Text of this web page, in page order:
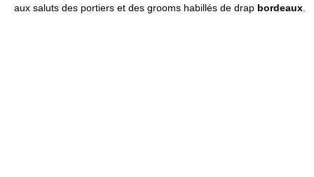
aux saluts des portiers et des grooms habillés de drap bordeaux